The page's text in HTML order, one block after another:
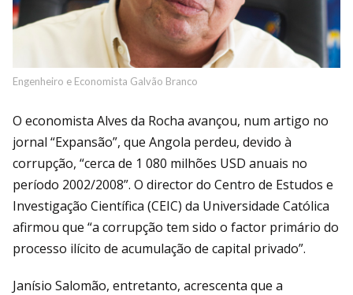
Engenheiro e Economista Galvão Branco
O economista Alves da Rocha avançou, num artigo no
jornal “Expansão”, que Angola perdeu, devido à
corrupção, “cerca de 1 080 milhões USD anuais no
período 2002/2008”. O director do Centro de Estudos e
Investigação Científica (CEIC) da Universidade Católica
afirmou que “a corrupção tem sido o factor primário do
processo ilícito de acumulação de capital privado”.
Janísio Salomão, entretanto, acrescenta que a